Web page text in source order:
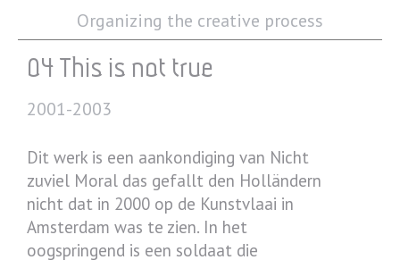
Organizing the creative process
04 This is not true
2001-2003
Dit werk is een aankondiging van Nicht
zuviel Moral das gefallt den Holländern
nicht dat in 2000 op de Kunstvlaai in
Amsterdam was te zien. In het
oogspringend is een soldaat die